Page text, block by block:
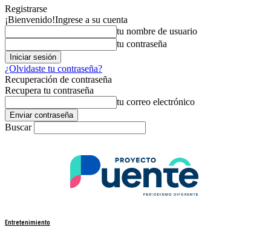
Registrarse
¡Bienvenido!Ingrese a su cuenta
tu nombre de usuario
tu contraseña
¿Olvidaste tu contraseña?
Recuperación de contraseña
Recupera tu contraseña
tu correo electrónico
Buscar
Entretenimiento